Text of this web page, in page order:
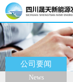
公司要闻
News